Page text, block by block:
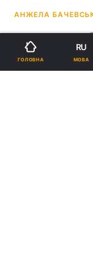
АНЖЕЛА
03:46, 01.04.26
ГОЛОВНА
RU
МОВА